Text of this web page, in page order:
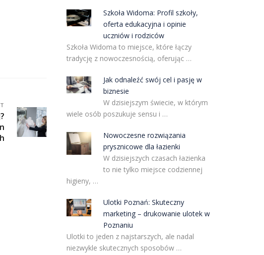
Szkoła Widoma: Profil szkoły,
oferta edukacyjna i opinie
uczniów i rodziców
Szkoła Widoma to miejsce, które łączy
tradycję z nowoczesnością, oferując …
Jak odnaleźć swój cel i pasję w
biznesie
W dzisiejszym świecie, w którym
wiele osób poszukuje sensu i …
Nowoczesne rozwiązania
prysznicowe dla łazienki
W dzisiejszych czasach łazienka
to nie tylko miejsce codziennej
higieny, …
Ulotki Poznań: Skuteczny
marketing – drukowanie ulotek w
Poznaniu
Ulotki to jeden z najstarszych, ale nadal
niezwykle skutecznych sposobów …